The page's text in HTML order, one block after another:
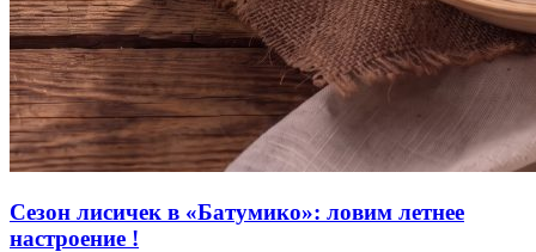
Сезон лисичек в «Батумико»: ловим летнее
настроение !